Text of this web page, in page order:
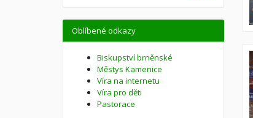
Oblíbené odkazy
Biskupství brněnské
Městys Kamenice
Víra na internetu
Víra pro děti
Pastorace